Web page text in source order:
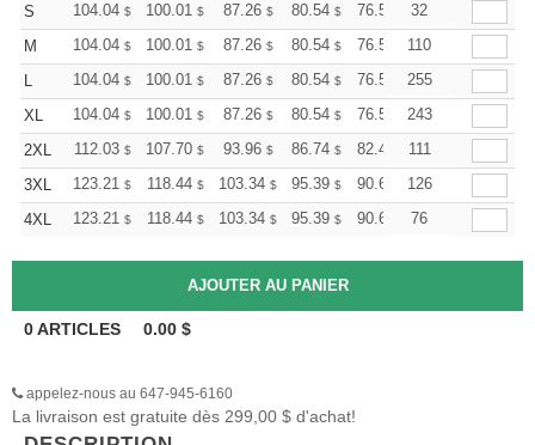
S 104.04 $ 100.01 $ 87.26 $ 80.54 $ 76.52 75.17
32
M
104.04 $ 100.01 $ 87.26 $ 80.54 $ 76.52 75.17
110
L
104.04 $ 100.01 $ 87.26 $ 80.54 $ 76.52 75.17
255
XL
104.04 $ 100.01 $ 87.26 $ 80.54 $ 76.52 75.17
243
2XL
112.03 $ 107.70 $ 93.96 $ 86.74 $ 82.40 80.95
111
3XL
123.21 $ 118.44 $ 103.34 $ 95.39 $ 90.62 89.03
126
4XL
123.21 $ 118.44 $ 103.34 $ 95.39 $ 90.62 89.03
76
0ARTICLES 0.00 $
appelez-nous au 647-945-6160
La livraison est gratuite dès 299,00 $ d'achat!